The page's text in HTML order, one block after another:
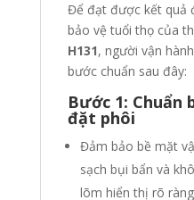
Để đạt được kết quả
bảo vệ tuổi thọ của
H131, người vận
bước chuẩn sau đây:
Bước 1: Chuẩn
đặt phôi
Đảm bảo bề mặt
sạch bụi bẩn và
lõm hiển thị rõ